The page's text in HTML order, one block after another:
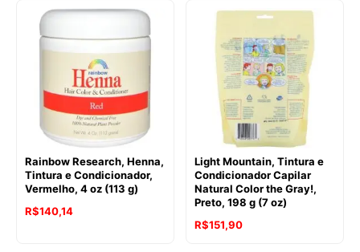
Rainbow Research, Henna,
Tintura e Condicionador,
Vermelho, 4 oz (113 g)
R$140,14
Light Mountain, Tintura e
Condicionador Capilar
Natural Color the Gray!,
Preto, 198 g (7 oz)
R$151,90